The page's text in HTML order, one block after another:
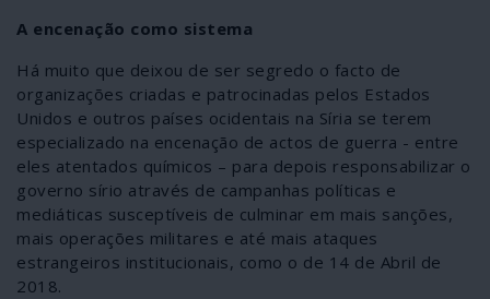
A encenação como sistema
Há muito que deixou de ser segredo o facto de
organizações criadas e patrocinadas pelos Estados
Unidos e outros países ocidentais na Síria se terem
especializado na encenação de actos de guerra - entre
eles atentados químicos – para depois responsabilizar o
governo sírio através de campanhas políticas e
mediáticas susceptíveis de culminar em mais sanções,
mais operações militares e até mais ataques
estrangeiros institucionais, como o de 14 de Abril de
2018.